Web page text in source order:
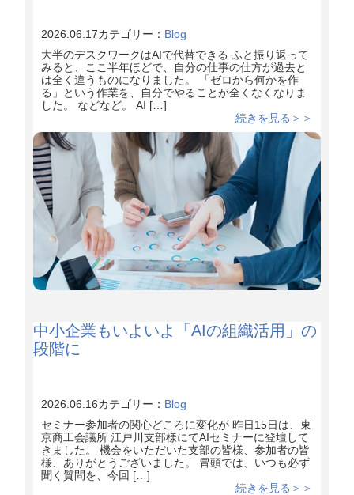
2026.06.17カテゴリー： Blog
大半のデスクワークはAIで代替できる ふと振り返って
みると、ここ半年ほどで、自分の仕事の仕方が過去と
は全く違うものになりました。 「ゼロから何かを作
る」という作業を、自分でやることが全くなくなりま
した。 などなど。 AI […]
続きを見る＞＞
中小企業もいよいよ「AIの組織活用」の
段階に
2026.06.16カテゴリー： Blog
セミナー参加者の関心どころに変化が 昨日15日は、東
京商工会議所 江戸川支部様にてAIセミナーに登壇して
きました。 機会をいただいた支部の皆様、参加者の皆
様、ありがとうございました。 冒頭では、いつも必ず
聞く質問を、今回 […]
続きを見る＞＞